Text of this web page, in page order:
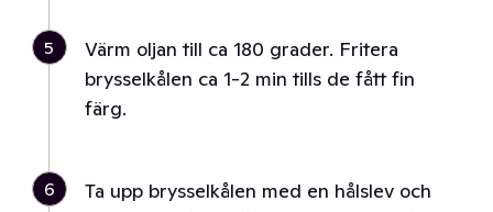
5
Värm oljan till ca 180 grader. Fritera
brysselkålen ca 1-2 min tills de fått fin
färg.
6
Ta upp brysselkålen med en hålslev och